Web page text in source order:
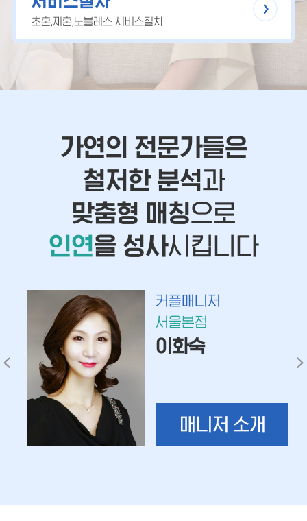
초혼,재혼,노블레스 서비스절차
가연의 전문가들은
철저한 분석과
맞춤형 매칭으로
인연을 성사시킵니다
커플매니저
서울본점
이화숙
매니저 소개